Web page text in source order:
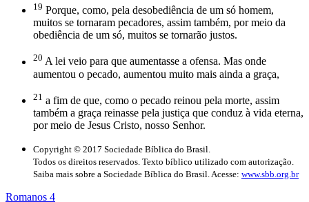
19 Porque, como, pela desobediência de um só homem,
muitos se tornaram pecadores, assim também, por meio da
obediência de um só, muitos se tornarão justos.
20 A lei veio para que aumentasse a ofensa. Mas onde
aumentou o pecado, aumentou muito mais ainda a graça,
21 a fim de que, como o pecado reinou pela morte, assim
também a graça reinasse pela justiça que conduz à vida eterna,
por meio de Jesus Cristo, nosso Senhor.
Copyright © 2017 Sociedade Bíblica do Brasil.
Todos os direitos reservados. Texto bíblico utilizado com autorização.
Saiba mais sobre a Sociedade Bíblica do Brasil. Acesse: www.sbb.org.br
Romanos 4